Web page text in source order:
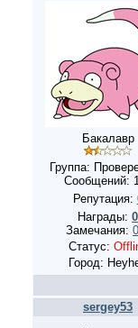
Бакалавр
Группа:
Сообщений:
Репутация:
Награды: 0
Замечания:
Статус:
Город:
sergey53